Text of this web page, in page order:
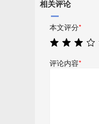
相关评论
本文评分*
评论内容*